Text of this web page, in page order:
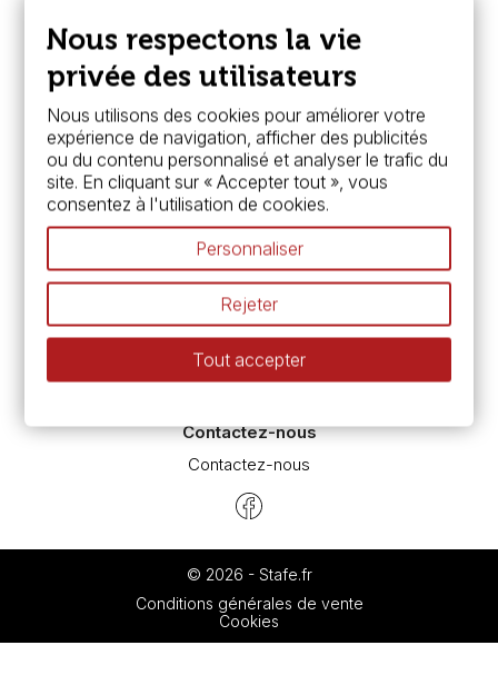
Paiement sécurisé
FAQ
Boutique à Angers
Services
Carte fidélité & avantages
Chèque cadeau, bon cadeaux
Devis & bon de commande
Pass culture - mode d'emploi
Nos promotions en cours
Espace conseils
L’aquarelle en tubes ou en godets ?
Le vocabulaire technique de l’aquarelle
Différence entre peinture Fine et Extra-fine
Préparer une toile pour peinture à l'huile et acrylique
Contactez-nous
Contactez-nous
© 2026 - Stafe.fr
Conditions générales de vente
Cookies
Nous respectons la vie
privée des utilisateurs
Nous utilisons des cookies pour améliorer votre
expérience de navigation, afficher des publicités
ou du contenu personnalisé et analyser le trafic du
site. En cliquant sur « Accepter tout », vous
consentez à l'utilisation de cookies.
Personnaliser
Rejeter
Tout accepter